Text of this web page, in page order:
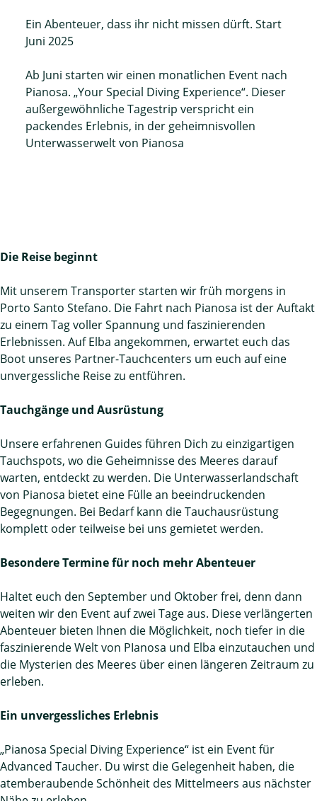
Ein Abenteuer, dass ihr nicht missen dürft. Start
Juni 2025
Ab Juni starten wir einen monatlichen Event nach
Pianosa. „Your Special Diving Experience“. Dieser
außergewöhnliche Tagestrip verspricht ein
packendes Erlebnis, in der geheimnisvollen
Unterwasserwelt von Pianosa
Die Reise beginnt
Mit unserem Transporter starten wir früh morgens in
Porto Santo Stefano. Die Fahrt nach Pianosa ist der Auftakt
zu einem Tag voller Spannung und faszinierenden
Erlebnissen. Auf Elba angekommen, erwartet euch das
Boot unseres Partner-Tauchcenters um euch auf eine
unvergessliche Reise zu entführen.
Tauchgänge und Ausrüstung
Unsere erfahrenen Guides führen Dich zu einzigartigen
Tauchspots, wo die Geheimnisse des Meeres darauf
warten, entdeckt zu werden. Die Unterwasserlandschaft
von Pianosa bietet eine Fülle an beeindruckenden
Begegnungen. Bei Bedarf kann die Tauchausrüstung
komplett oder teilweise bei uns gemietet werden.
Besondere Termine für noch mehr Abenteuer
Haltet euch den September und Oktober frei, denn dann
weiten wir den Event auf zwei Tage aus. Diese verlängerten
Abenteuer bieten Ihnen die Möglichkeit, noch tiefer in die
faszinierende Welt von PIanosa und Elba einzutauchen und
die Mysterien des Meeres über einen längeren Zeitraum zu
erleben.
Ein unvergessliches Erlebnis
„Pianosa Special Diving Experience“ ist ein Event für
Advanced Taucher. Du wirst die Gelegenheit haben, die
atemberaubende Schönheit des Mittelmeers aus nächster